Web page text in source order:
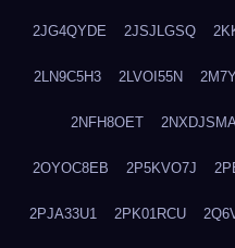
2JG4QYDE 2JSJLGSQ
2LN9C5H3 2LVOI55N
2NFH8OET 2NXDJSMA
2OYOC8EB 2P5KVO7J
2PJA33U1 2PK01RCU